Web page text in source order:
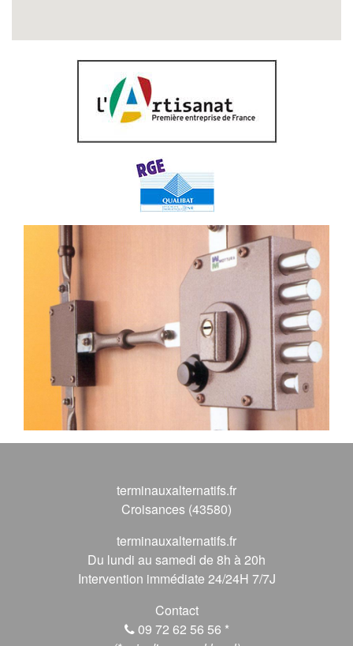
terminauxalternatifs.fr
Croisances (43580)
terminauxalternatifs.fr
Du lundi au samedi de 8h à 20h
Intervention immédiate 24/24H 7/7J
Contact
09 72 62 56 56 *